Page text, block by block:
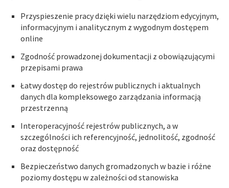
Przyspieszenie pracy dzięki wielu narzędziom edycyjnym,
informacyjnym i analitycznym z wygodnym dostępem
online
Zgodność prowadzonej dokumentacji z obowiązującymi
przepisami prawa
Łatwy dostęp do rejestrów publicznych i aktualnych
danych dla kompleksowego zarządzania informacją
przestrzenną
Interoperacyjność rejestrów publicznych, a w
szczególności ich referencyjność, jednolitość, zgodność
oraz dostępność
Bezpieczeństwo danych gromadzonych w bazie i różne
poziomy dostępu w zależności od stanowiska